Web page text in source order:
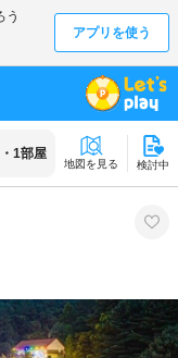
・ 1部屋
地図を見る 検討中